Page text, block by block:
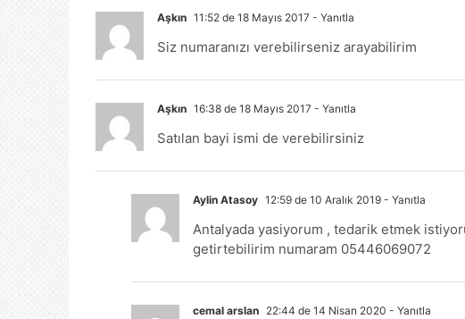
Aşkın 11:52 de 18 Mayıs 2017 - Yanıtla
Siz numaranızı verebilirseniz arayabilirim
Aşkın 16:38 de 18 Mayıs 2017 - Yanıtla
Satılan bayi ismi de verebilirsiniz
Aylin Atasoy 12:59 de 10 Aralık 2019 - Yanıtla
Antalyada yasiyorum , tedarik etmek
getirtebilirim numaram 05446069072
cemal arslan 22:44 de 14 Nisan 2020 - Yanıtla